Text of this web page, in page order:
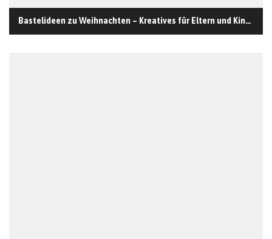
Bastelideen zu Weihnachten – Kreatives für Eltern und Kinder